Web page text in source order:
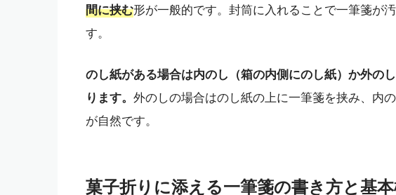
間に挟む形が一般的です。封筒に入れることで一筆箋が
す。
のし紙がある場合は内のし（箱の内側にのし紙）か外の
ります。 外のしの場合はのし紙の上に一筆箋を挟み、内
が自然です。
菓子折りに添える一筆箋の書き方と基